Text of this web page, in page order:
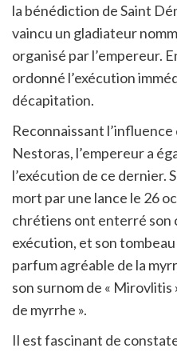
la bénédiction de Saint
vaincu un gladiateur
organisé par l’empereur.
ordonné l’exécution
décapitation.
Reconnaissant
Nestoras, l’empereur a
l’exécution de ce dernier.
mort par une lance le 26
chrétiens ont enterré son
exécution, et son
parfum agréable de la
son surnom de « Mirovlitis
de myrrhe ».
Il est fascinant de